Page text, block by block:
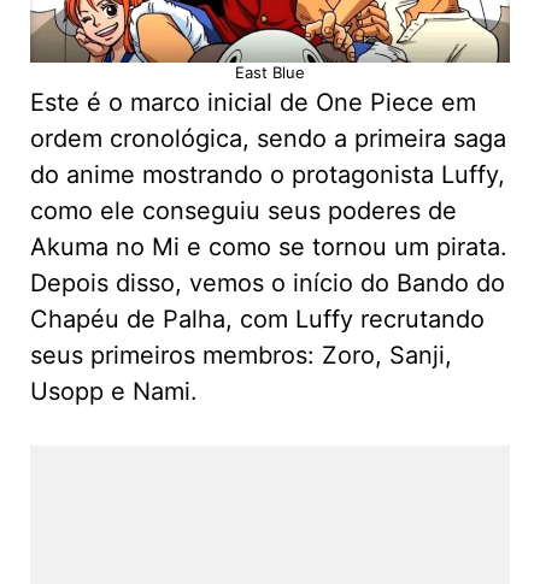
East Blue
Este é o marco inicial de One Piece em
ordem cronológica, sendo a primeira saga
do anime mostrando o protagonista Luffy,
como ele conseguiu seus poderes de
Akuma no Mi e como se tornou um pirata.
Depois disso, vemos o início do Bando do
Chapéu de Palha, com Luffy recrutando
seus primeiros membros: Zoro, Sanji,
Usopp e Nami.